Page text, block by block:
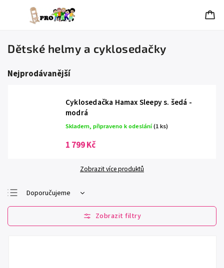
Dětské helmy a cyklosedačky
Nejprodávanější
Cyklosedačka Hamax Sleepy s. šedá -
modrá
Skladem, připraveno k odeslání(1 ks)
1 799 Kč
Zobrazit více produktů
Doporučujeme
Nejlevnější
Nejdražší